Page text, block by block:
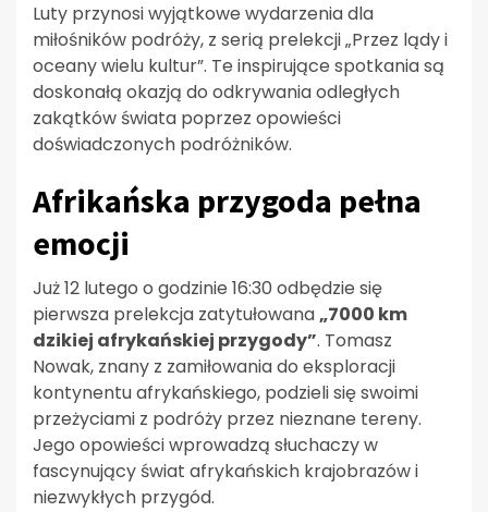
Luty przynosi wyjątkowe wydarzenia dla
miłośników podróży, z serią prelekcji „Przez lądy i
oceany wielu kultur”. Te inspirujące spotkania są
doskonałą okazją do odkrywania odległych
zakątków świata poprzez opowieści
doświadczonych podróżników.
Afrikańska przygoda pełna
emocji
Już 12 lutego o godzinie 16:30 odbędzie się
pierwsza prelekcja zatytułowana„7000 km
dzikiej afrykańskiej przygody”. Tomasz
Nowak, znany z zamiłowania do eksploracji
kontynentu afrykańskiego, podzieli się swoimi
przeżyciami z podróży przez nieznane tereny.
Jego opowieści wprowadzą słuchaczy w
fascynujący świat afrykańskich krajobrazów i
niezwykłych przygód.